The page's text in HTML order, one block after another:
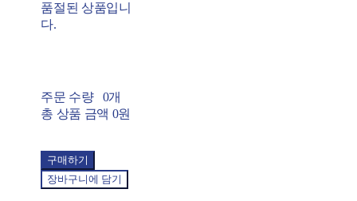
품절된 상품입니
다.
주문 수량
0개
총 상품 금액 0원
구매하기
장바구니에 담기